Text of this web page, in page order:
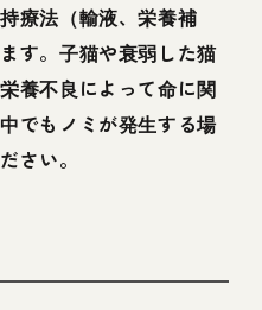
療法（輸液、栄養補
す。子猫や衰弱した猫
養不良によって命に関
でもノミが発生する場
さい。